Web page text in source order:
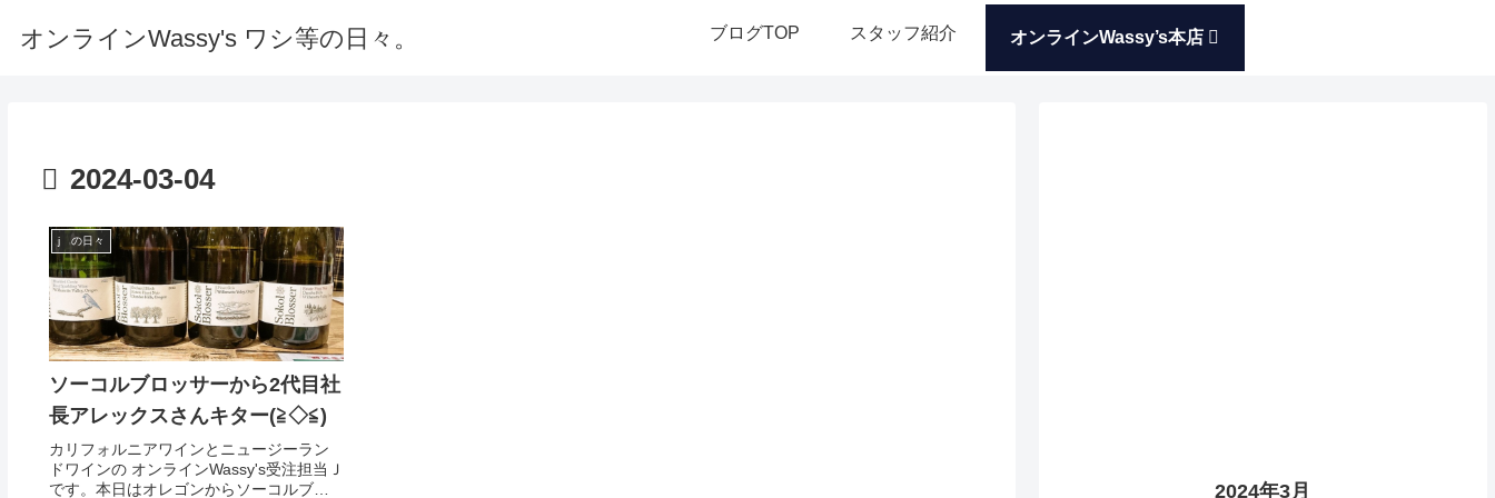
オンラインWassy's ワシ等の日々。 ブログTOP スタッフ紹介 オンラインWassy’s本店
2024-03-04
j の日々
ソーコルブロッサーから2代目社
長アレックスさんキター(≧◇≦)
カリフォルニアワインとニュージーラン
ドワインの オンラインWassy's受注担当Ｊ
です。本日はオレゴンからソーコルブロ
2024年3月